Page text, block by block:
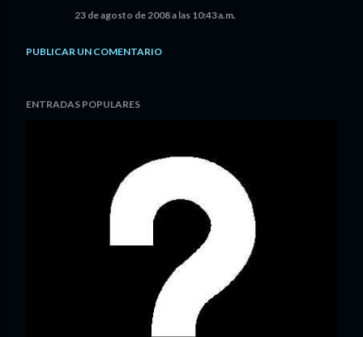
23 de agosto de 2008 a las 10:43 a.m.
PUBLICAR UN COMENTARIO
ENTRADAS POPULARES